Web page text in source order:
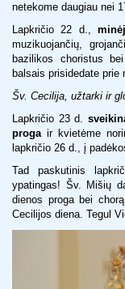
netekome daugiau nei
Lapkričio 22 d.,
muzikuojančių,
bazilikos choristus
balsais prisidedate
Šv. Cecilija, užtarki ir
Lapkričio 23 d.
progair kvietėme
lapkričio 26 d., į
Tad paskutinis
ypatingas! Šv. Mišių
dienos proga bei
Cecilijos diena. Tegul